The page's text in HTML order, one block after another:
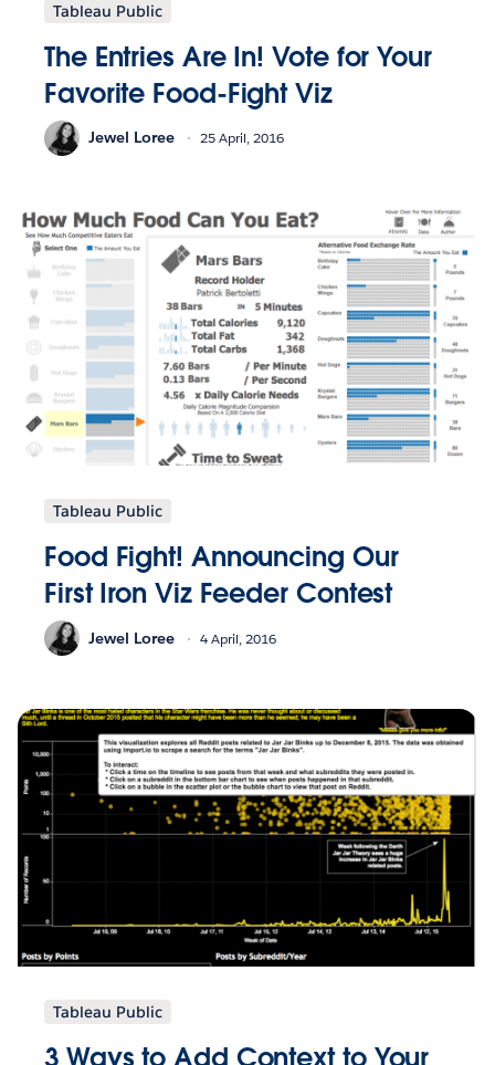
Tableau Public
The Entries Are In! Vote for Your
Favorite Food-Fight Viz
Jewel Loree 25 April, 2016
Tableau Public
Food Fight! Announcing Our
First Iron Viz Feeder Contest
Jewel Loree 4 April, 2016
Tableau Public
3 Ways to Add Context to Your